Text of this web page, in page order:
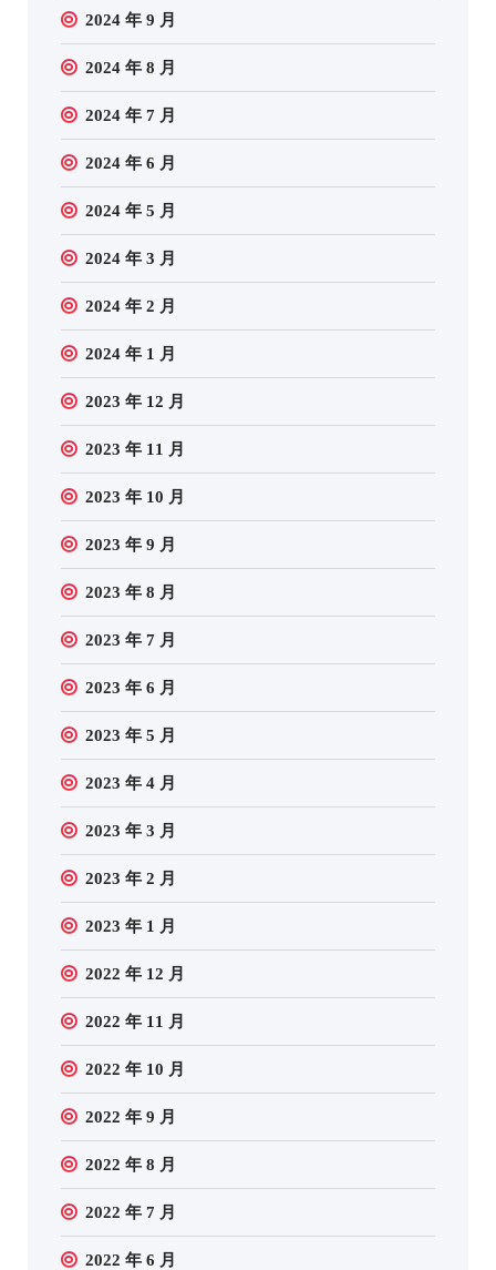
2024 年 9 月
2024 年 8 月
2024 年 7 月
2024 年 6 月
2024 年 5 月
2024 年 3 月
2024 年 2 月
2024 年 1 月
2023 年 12 月
2023 年 11 月
2023 年 10 月
2023 年 9 月
2023 年 8 月
2023 年 7 月
2023 年 6 月
2023 年 5 月
2023 年 4 月
2023 年 3 月
2023 年 2 月
2023 年 1 月
2022 年 12 月
2022 年 11 月
2022 年 10 月
2022 年 9 月
2022 年 8 月
2022 年 7 月
2022 年 6 月